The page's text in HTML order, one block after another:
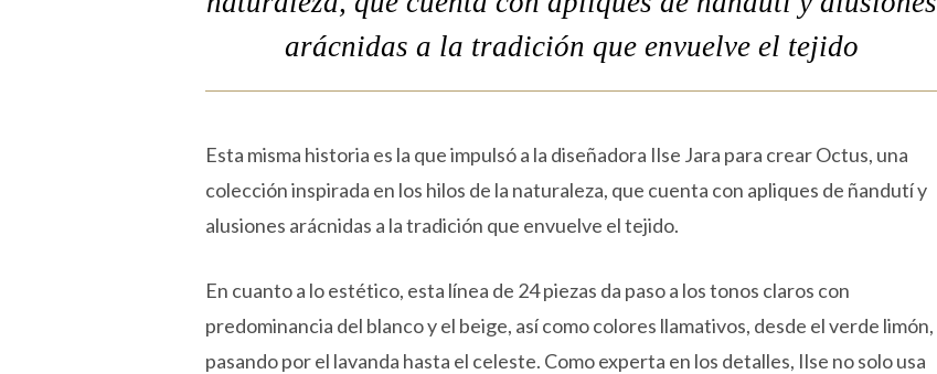
arácnidas a la tradición que envuelve el tejido
Esta misma historia es la que impulsó a la diseñadora Ilse Jara para crear Octus, una
colección inspirada en los hilos de la naturaleza, que cuenta con apliques de ñandutí y
alusiones arácnidas a la tradición que envuelve el tejido.
En cuanto a lo estético, esta línea de 24 piezas da paso a los tonos claros con
predominancia del blanco y el beige, así como colores llamativos, desde el verde limón,
pasando por el lavanda hasta el celeste. Como experta en los detalles, Ilse no solo usa